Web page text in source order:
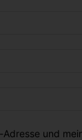
und